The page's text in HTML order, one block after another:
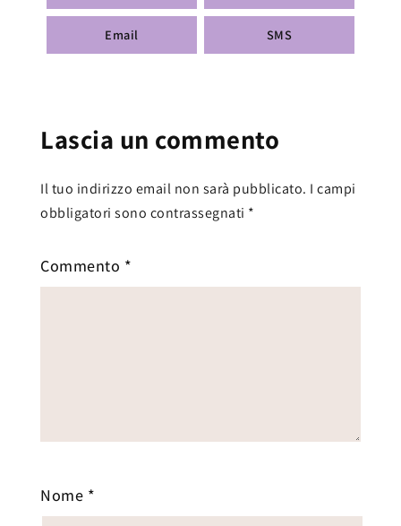
Email SMS
Lascia un commento
Il tuo indirizzo email non sarà pubblicato. I campi
obbligatori sono contrassegnati *
Commento *
Nome *